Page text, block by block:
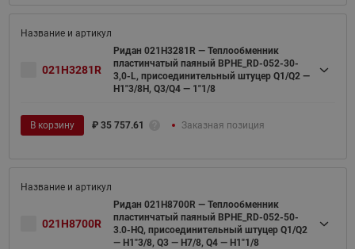
021H3281R
Ридан 021H3281R — Теплообменник
пластинчатый паяный BPHE_RD-052-30-
3,0-L, присоединительный штуцер Q1/Q2 —
H1"3/8H, Q3/Q4 — 1"1/8
В корзину ₽ 35 757.61 Заказная позиция
021H8700R
Ридан 021H8700R — Теплообменник
пластинчатый паяный BPHE_RD-052-50-
3.0-HQ, присоединительный штуцер Q1/Q2
— H1"3/8, Q3 — H7/8, Q4 — H1"1/8